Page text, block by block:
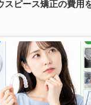
スピース矯正の費用